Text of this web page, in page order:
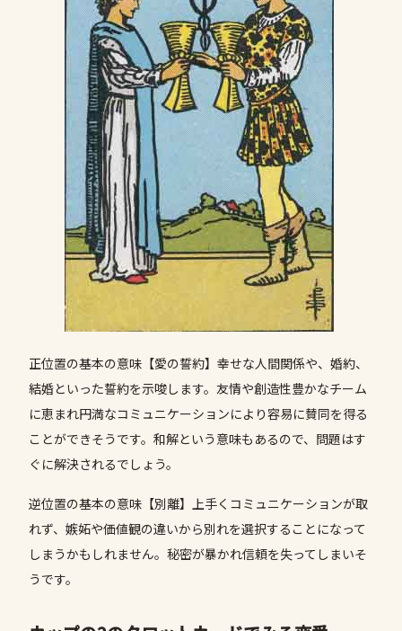
正位置の基本の意味【愛の誓約】幸せな人間関係や、婚約、
結婚といった誓約を示唆します。友情や創造性豊かなチーム
に恵まれ円満なコミュニケーションにより容易に賛同を得る
ことができそうです。和解という意味もあるので、問題はす
ぐに解決されるでしょう。
逆位置の基本の意味【別離】上手くコミュニケーションが取
れず、嫉妬や価値観の違いから別れを選択することになって
しまうかもしれません。秘密が暴かれ信頼を失ってしまいそ
うです。